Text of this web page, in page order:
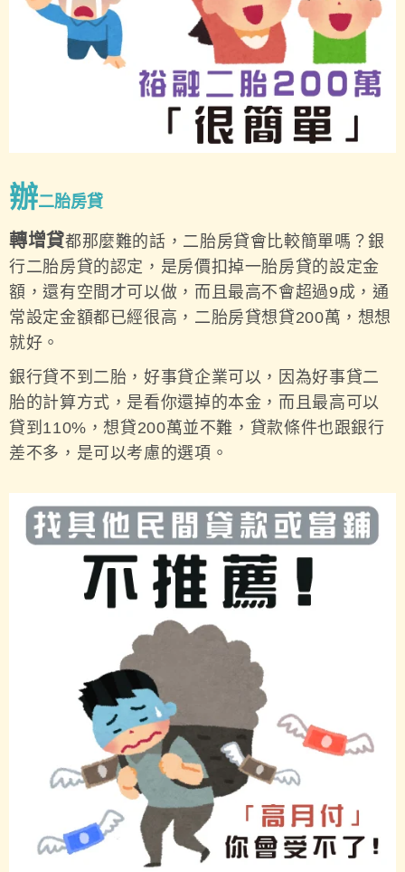
辦二胎房貸
轉增貸都那麼難的話，二胎房貸會比較簡單嗎？銀
行二胎房貸的認定，是房價扣掉一胎房貸的設定金
額，還有空間才可以做，而且最高不會超過9成，通
常設定金額都已經很高，二胎房貸想貸200萬，想想
就好。
銀行貸不到二胎，好事貸企業可以，因為好事貸二
胎的計算方式，是看你還掉的本金，而且最高可以
貸到110%，想貸200萬並不難，貸款條件也跟銀行
差不多，是可以考慮的選項。